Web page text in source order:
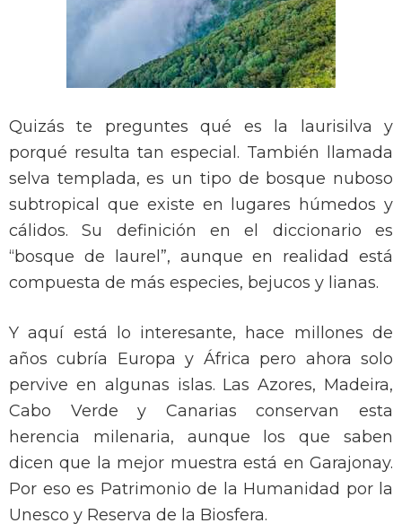
Quizás te preguntes qué es la laurisilva y
porqué resulta tan especial. También llamada
selva templada, es un tipo de bosque nuboso
subtropical que existe en lugares húmedos y
cálidos. Su definición en el diccionario es
“bosque de laurel”, aunque en realidad está
compuesta de más especies, bejucos y lianas.
Y aquí está lo interesante, hace millones de
años cubría Europa y África pero ahora solo
pervive en algunas islas. Las Azores, Madeira,
Cabo Verde y Canarias conservan esta
herencia milenaria, aunque los que saben
dicen que la mejor muestra está en Garajonay.
Por eso es Patrimonio de la Humanidad por la
Unesco y Reserva de la Biosfera.